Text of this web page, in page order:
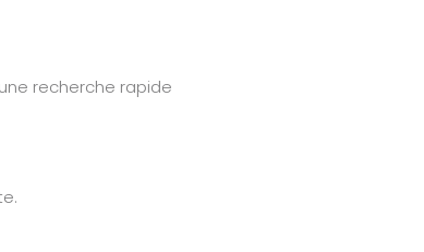
recherche rapide